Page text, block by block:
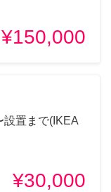
¥150,000
設置まで(IKEA
¥30,000